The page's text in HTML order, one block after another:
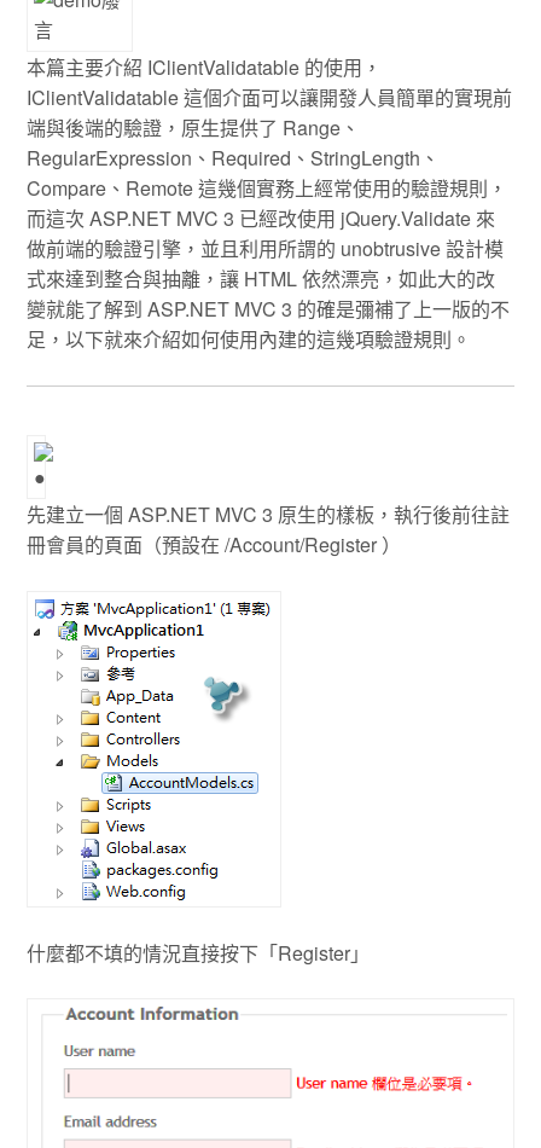
本篇主要介紹 IClientValidatable 的使用，
IClientValidatable 這個介面可以讓開發人員簡單的實現前
端與後端的驗證，原生提供了 Range、
RegularExpression、Required、StringLength、
Compare、Remote 這幾個實務上經常使用的驗證規則，
而這次 ASP.NET MVC 3 已經改使用 jQuery.Validate 來
做前端的驗證引擎，並且利用所謂的 unobtrusive 設計模
式來達到整合與抽離，讓 HTML 依然漂亮，如此大的改
變就能了解到 ASP.NET MVC 3 的確是彌補了上一版的不
足，以下就來介紹如何使用內建的這幾項驗證規則。
先建立一個 ASP.NET MVC 3 原生的樣板，執行後前往註
冊會員的頁面（預設在 /Account/Register ）
什麼都不填的情況直接按下「Register」